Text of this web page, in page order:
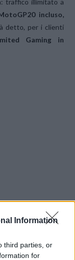
Information
third parties, or
for
traffico illimitato a
incluso,
detto, per i clienti
Gaming in